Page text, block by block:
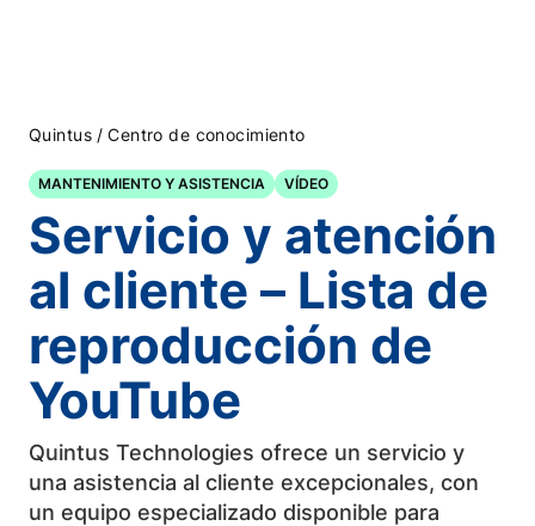
Quintus / Centro de conocimiento
MANTENIMIENTO Y ASISTENCIA VÍDEO
Servicio y atención
al cliente – Lista de
reproducción de
YouTube
Quintus Technologies ofrece un servicio y
una asistencia al cliente excepcionales, con
un equipo especializado disponible para